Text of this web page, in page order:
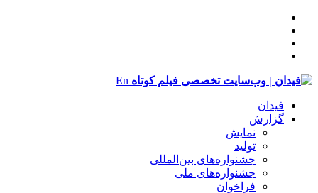
En
فیدان
گزارش
نمایش
تولید
‌‌جشنواره‌های بین‌المللی
جشنواره‌های ملی
فراخوان